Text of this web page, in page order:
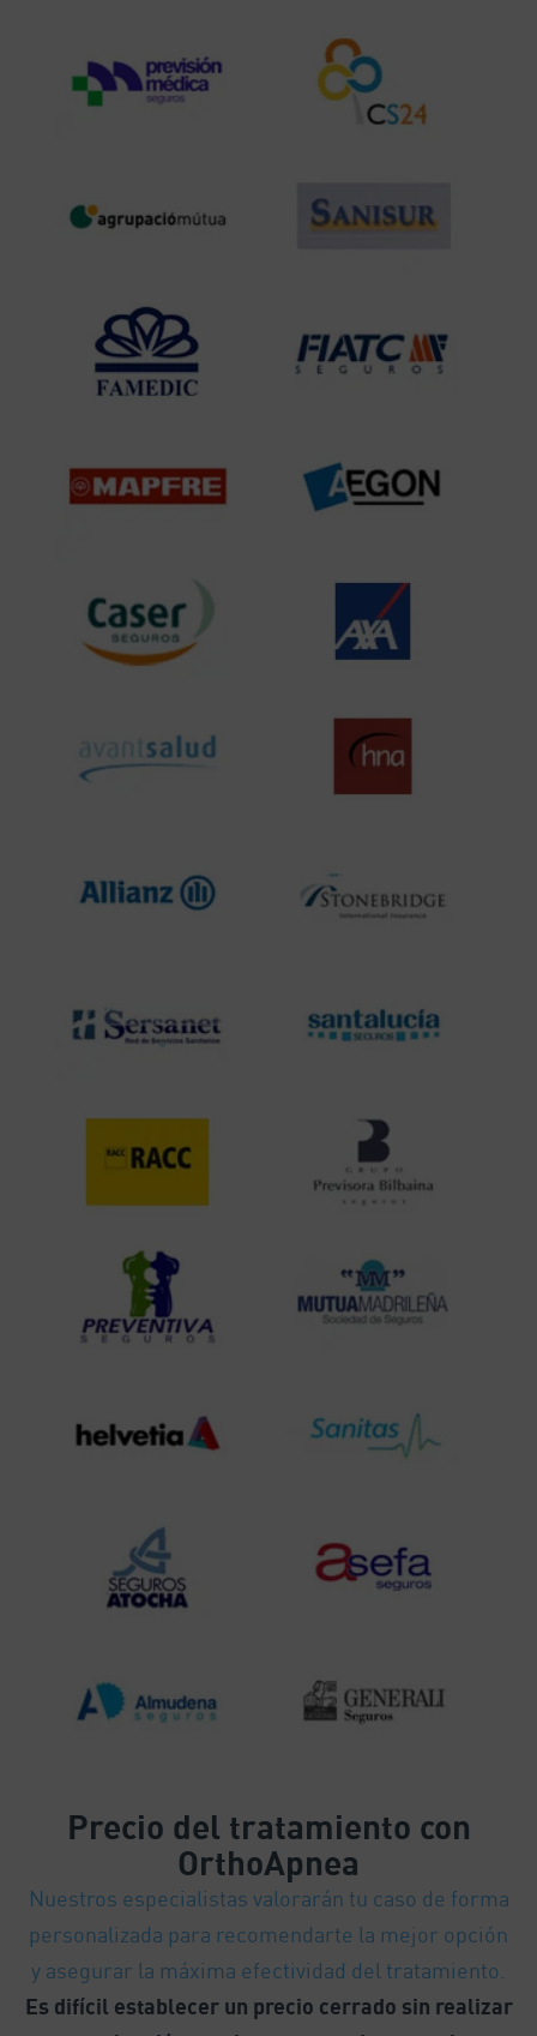
Precio del tratamiento con
OrthoApnea
Nuestros especialistas valorarán tu caso de forma
personalizada para recomendarte la mejor opción
y asegurar la máxima efectividad del tratamiento.
Es difícil establecer un precio cerrado sin realizar